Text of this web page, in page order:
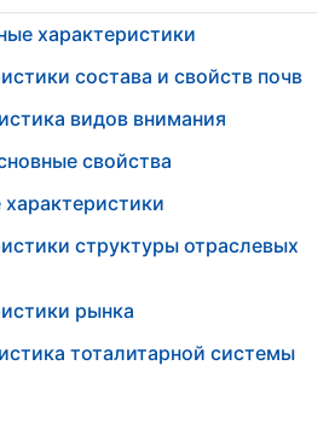
характеристики
состава и свойств почв
видов внимания
свойства
структуры отраслевых
рынка
тоталитарной системы